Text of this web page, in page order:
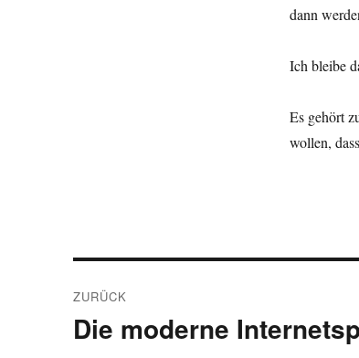
dann
Ich bleibe
Es gehört
wollen,
ZURÜCK
Vorheriger
Die moderne